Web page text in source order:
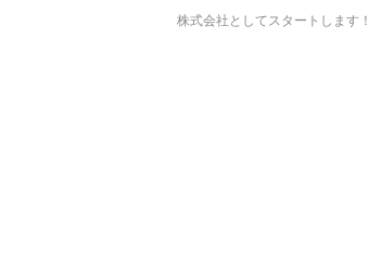
株式会社としてスタートします！